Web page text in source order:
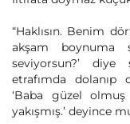
“Haklısın. Benim
akşam boynuma
seviyorsun?’
etrafımda dolanıp
‘Baba güzel
yakışmış.’ deyince